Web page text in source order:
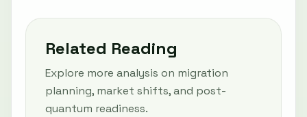
Related Reading
Explore more analysis on migration
planning, market shifts, and post-
quantum readiness.